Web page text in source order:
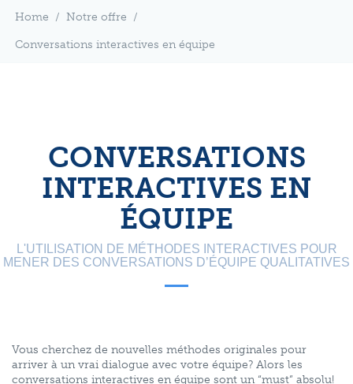
Home / Notre offre /
Conversations interactives en équipe
CONVERSATIONS
INTERACTIVES EN
ÉQUIPE
L'UTILISATION DE MÉTHODES INTERACTIVES POUR
MENER DES CONVERSATIONS D’ÉQUIPE QUALITATIVES
Vous cherchez de nouvelles méthodes originales pour
arriver à un vrai dialogue avec votre équipe? Alors les
conversations interactives en équipe sont un “must” absolu!